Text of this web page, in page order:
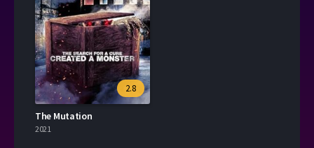
2.8
The Mutation
2021